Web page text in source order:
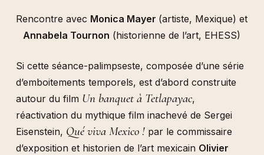
Rencontre avec Monica Mayer (artiste, Mexique) et
Annabela Tournon (historienne de l’art, EHESS)
Si cette séance-palimpseste, composée d’une série
d’emboitements temporels, est d’abord construite
autour du film Un banquet à Tetlapayac,
réactivation du mythique film inachevé de Sergei
Eisenstein, Qué viva Mexico !par le commissaire
d’exposition et historien de l’art mexicain Olivier